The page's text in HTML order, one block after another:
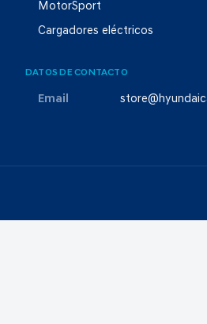
MotorSport
Cargadores eléctricos
DATOS DE CONTACTO
Email